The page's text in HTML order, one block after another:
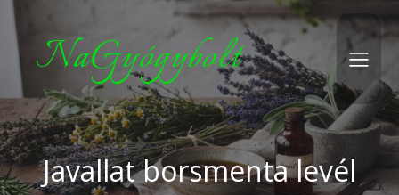
NaGyógybolt
Javallat borsmenta levél